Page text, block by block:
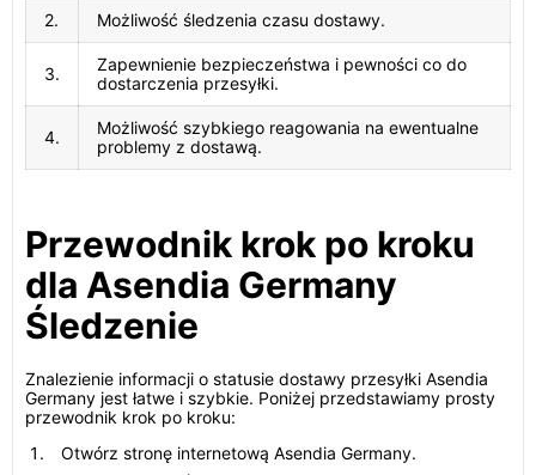
2. Możliwość śledzenia czasu dostawy.
3.
Zapewnienie bezpieczeństwa i pewności co do
dostarczenia przesyłki.
4.
Możliwość szybkiego reagowania na ewentualne
problemy z dostawą.
Przewodnik krok po kroku
dla Asendia Germany
Śledzenie
Znalezienie informacji o statusie dostawy przesyłki Asendia
Germany jest łatwe i szybkie. Poniżej przedstawiamy prosty
przewodnik krok po kroku:
Otwórz stronę internetową Asendia Germany.